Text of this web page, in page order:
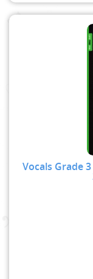
Vocals Grade